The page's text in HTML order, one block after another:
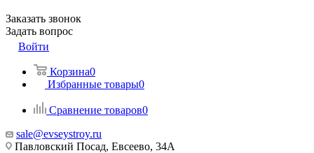
Заказать звонок
Задать вопрос
Войти
Корзина0
Избранные товары0
Сравнение товаров0
sale@evseystroy.ru
Павловский Посад, Евсеево, 34А